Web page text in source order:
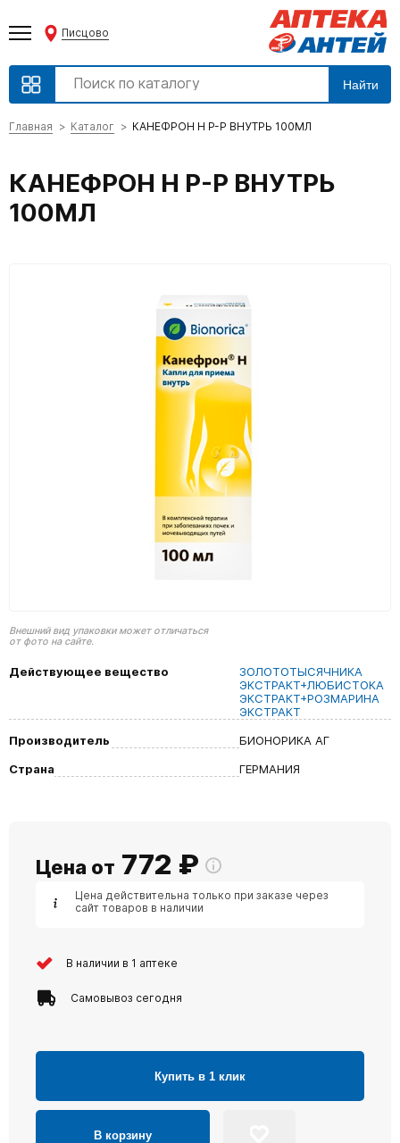
Писцово
Найти
Главная Каталог КАНЕФРОН Н Р-Р ВНУТРЬ 100МЛ
КАНЕФРОН Н Р-Р ВНУТРЬ
100МЛ
Внешний вид упаковки может отличаться
от фото на сайте.
Действующее вещество
ЗОЛОТОТЫСЯЧНИКА
ЭКСТРАКТ+ЛЮБИСТОКА
ЭКСТРАКТ+РОЗМАРИНА
ЭКСТРАКТ
Производитель
БИОНОРИКА АГ
Страна
ГЕРМАНИЯ
Цена от 772 ₽
Цена действительна только при заказе через
сайт товаров в наличии
В наличии в 1 аптеке
Самовывоз сегодня
Купить в 1 клик
В корзину